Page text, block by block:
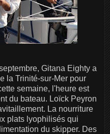
Gitana Eighty a
la Trinité-sur-Mer pour
semaine, l'heure est
du bateau. Loïck Peyron
La nourriture
plats lyophilisés qui
du skipper. Des